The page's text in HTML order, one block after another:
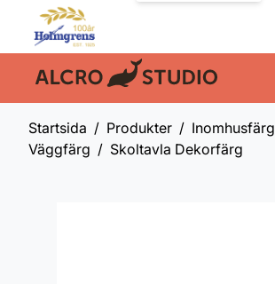
En del av:
Startsida Produkter
Inomhusfärg
Väggfärg
Skoltavla Dekorfärg